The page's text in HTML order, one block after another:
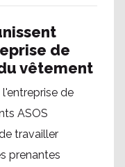
de
vêtement
de
ASOS
travailler
prenantes